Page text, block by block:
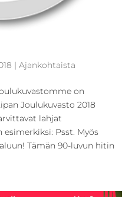
|Ajankohtaista
on
Joulukuvasto 2018
lahjat
Psst. Myös
Tämän 90-luvun hitin